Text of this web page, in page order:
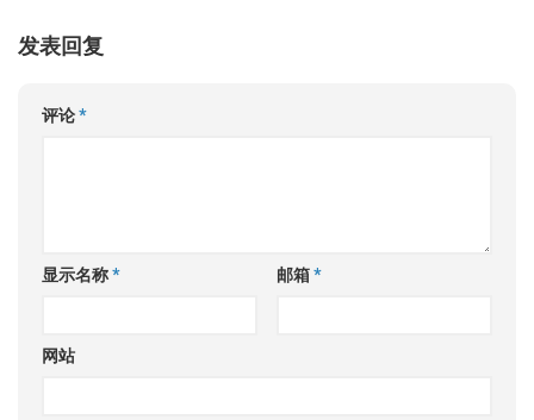
发表回复
评论*
显示名称* 邮箱*
网站